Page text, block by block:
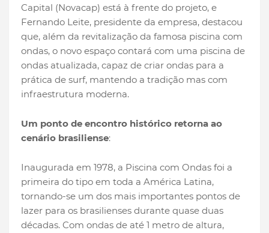
Capital (Novacap) está à frente do projeto, e
Fernando Leite, presidente da empresa, destacou
que, além da revitalização da famosa piscina com
ondas, o novo espaço contará com uma piscina de
ondas atualizada, capaz de criar ondas para a
prática de surf, mantendo a tradição mas com
infraestrutura moderna.
Um ponto de encontro histórico retorna ao
cenário brasiliense:
Inaugurada em 1978, a Piscina com Ondas foi a
primeira do tipo em toda a América Latina,
tornando-se um dos mais importantes pontos de
lazer para os brasilienses durante quase duas
décadas. Com ondas de até 1 metro de altura,